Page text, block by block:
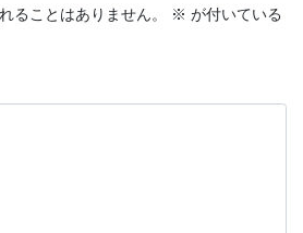
ることはありません。 ※ が付いている